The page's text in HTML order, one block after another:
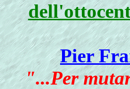
Pier
"...Per